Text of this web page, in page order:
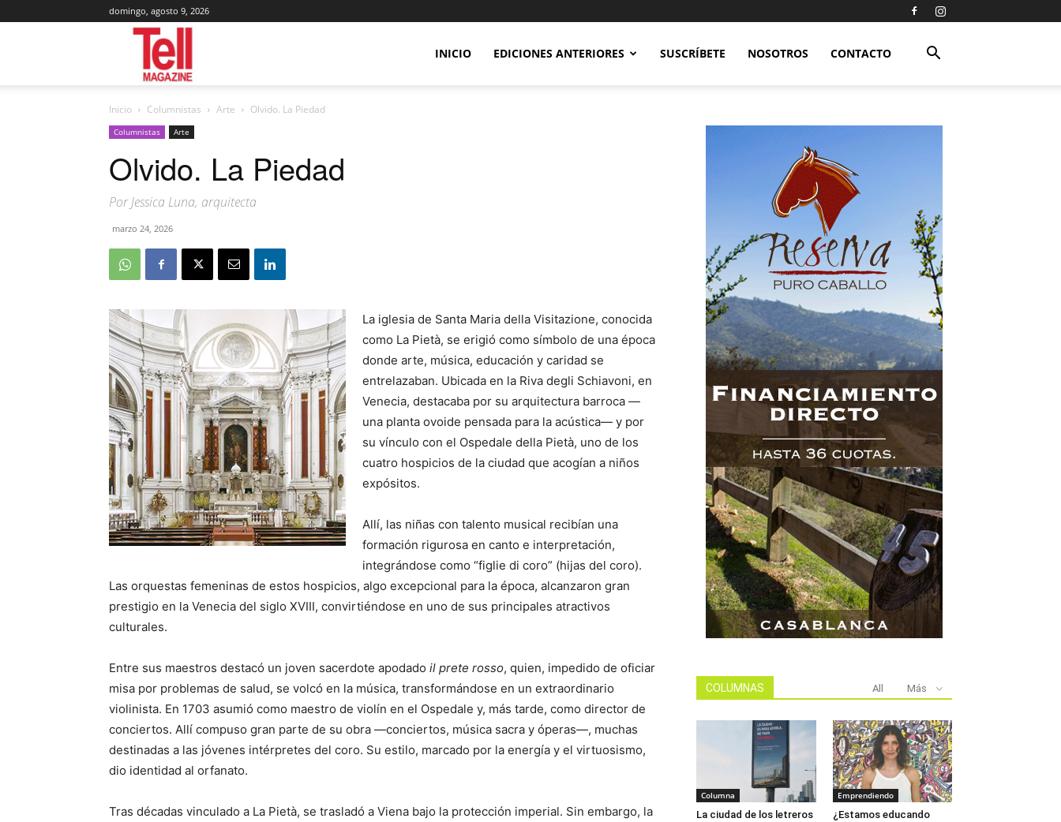
domingo, agosto 9, 2026
Magazine
INICIO EDICIONES ANTERIORES SUSCRÍBETE NOSOTROS CONTACTO
Inicio Columnistas Arte Olvido. La Piedad
Columnistas Arte
Olvido. La Piedad
Por Jessica Luna, arquitecta
marzo 24, 2026
La iglesia de Santa Maria della Visitazione, conocida
como La Pietà, se erigió como símbolo de una época
donde arte, música, educación y caridad se
entrelazaban. Ubicada en la Riva degli Schiavoni, en
Venecia, destacaba por su arquitectura barroca —
una planta ovoide pensada para la acústica— y por
su vínculo con el Ospedale della Pietà, uno de los
cuatro hospicios de la ciudad que acogían a niños
expósitos.
Allí, las niñas con talento musical recibían una
formación rigurosa en canto e interpretación,
integrándose como “figlie di coro” (hijas del coro).
Las orquestas femeninas de estos hospicios, algo excepcional para la época, alcanzaron gran
prestigio en la Venecia del siglo XVIII, convirtiéndose en uno de sus principales atractivos
culturales.
Entre sus maestros destacó un joven sacerdote apodado il prete rosso, quien, impedido de oficiar
misa por problemas de salud, se volcó en la música, transformándose en un extraordinario
violinista. En 1703 asumió como maestro de violín en el Ospedale y, más tarde, como director de
conciertos. Allí compuso gran parte de su obra —conciertos, música sacra y óperas—, muchas
destinadas a las jóvenes intérpretes del coro. Su estilo, marcado por la energía y el virtuosismo,
dio identidad al orfanato.
Tras décadas vinculado a La Pietà, se trasladó a Viena bajo la protección imperial. Sin embargo, la
COLUMNAS All Más
Columna
La ciudad de los letreros
Emprendiendo
¿Estamos educando